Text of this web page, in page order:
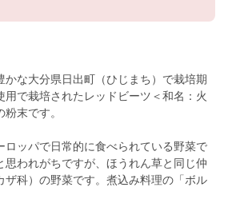
かな大分県日出町（ひじまち）で栽培期
用で栽培されたレッドビーツ＜和名：火
末です。
ロッパで日常的に食べられている野菜で
思われがちですが、ほうれん草と同じ仲
ザ科）の野菜です。煮込み料理の「ボル